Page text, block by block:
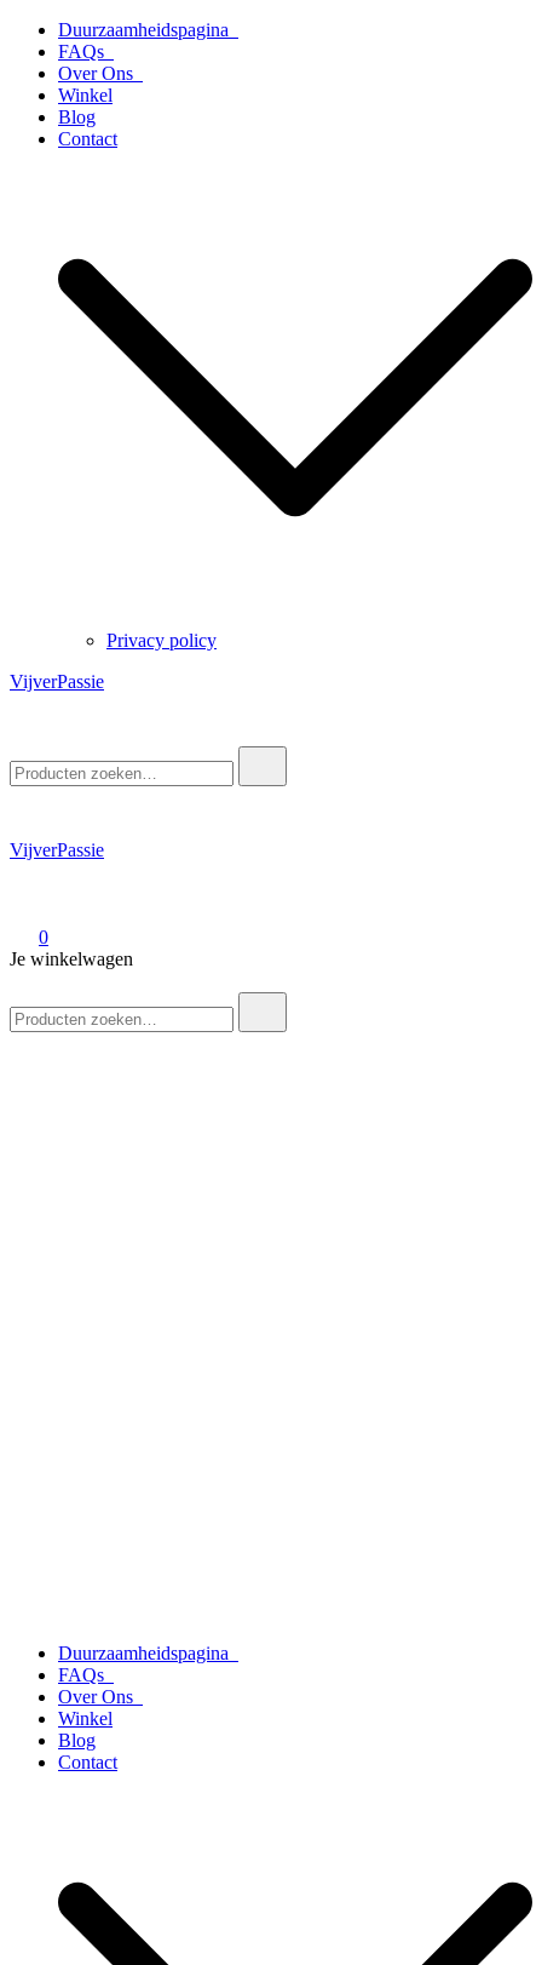
naar
inhoud
Duurzaamheidspagina
FAQs
Over Ons
Winkel
Blog
Contact
Privacy policy
VijverPassie
naar:
VijverPassie
0
Je winkelwagen
naar:
Duurzaamheidspagina
FAQs
Over Ons
Winkel
Blog
Contact